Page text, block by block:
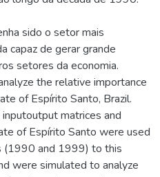
sido o setor mais
capaz de gerar grande
setores da economia.
the relative importance
of Espírito Santo, Brazil.
matrices and
of Espírito Santo were used
(1990 and 1999) to this
were simulated to analyze